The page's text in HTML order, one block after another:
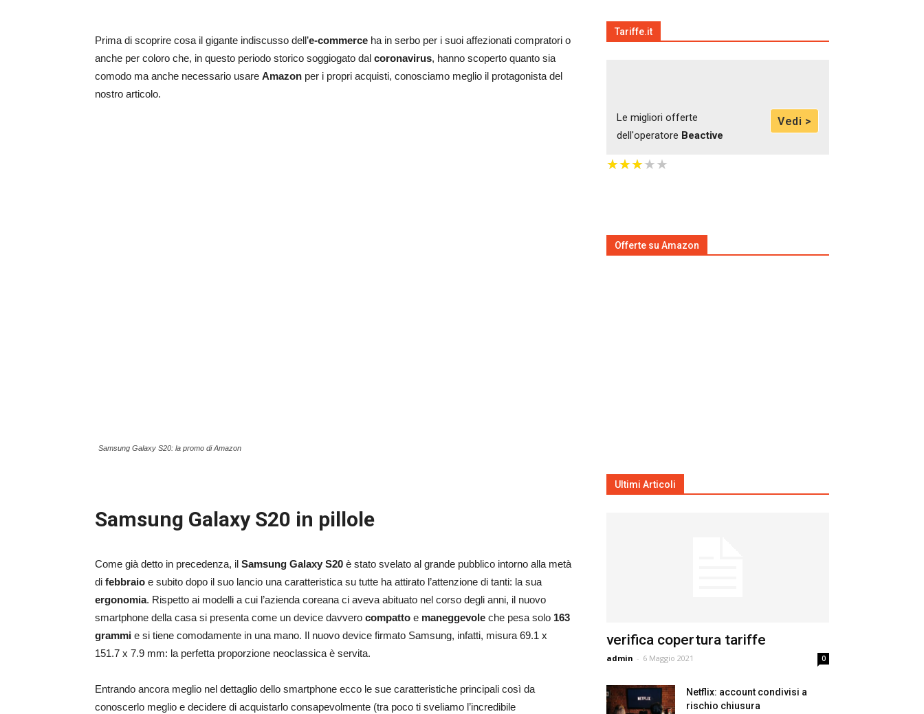
Prima di scoprire cosa il gigante indiscusso dell’e-commerce ha in serbo per i suoi affezionati compratori o
anche per coloro che, in questo periodo storico soggiogato dal coronavirus, hanno scoperto quanto sia
comodo ma anche necessario usare Amazon per i propri acquisti, conosciamo meglio il protagonista del
nostro articolo.
Samsung Galaxy S20: la promo di Amazon
Samsung Galaxy S20 in pillole
Come già detto in precedenza, il Samsung Galaxy S20 è stato svelato al grande pubblico intorno alla metà
di febbraio e subito dopo il suo lancio una caratteristica su tutte ha attirato l’attenzione di tanti: la sua
ergonomia. Rispetto ai modelli a cui l’azienda coreana ci aveva abituato nel corso degli anni, il nuovo
smartphone della casa si presenta come un device davvero compatto e maneggevole che pesa solo 163
grammi e si tiene comodamente in una mano. Il nuovo device firmato Samsung, infatti, misura 69.1 x
151.7 x 7.9 mm: la perfetta proporzione neoclassica è servita.
Entrando ancora meglio nel dettaglio dello smartphone ecco le sue caratteristiche principali così da
conoscerlo meglio e decidere di acquistarlo consapevolmente (tra poco ti sveliamo l’incredibile
Tariffe.it
Le migliori offerte
dell'operatore Beactive
Vedi >
★★★★★
★★★★★
Offerte su Amazon
Ultimi Articoli
verifica copertura tariffe
admin - 6 Maggio 2021 0
Netflix: account condivisi a
rischio chiusura